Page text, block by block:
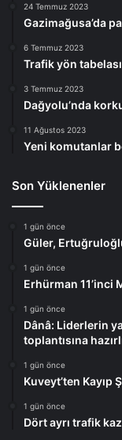
24 Temmuz 2023
Gazimağusa’da
6 Temmuz 2023
Trafik yön
3 Temmuz 2023
Dağyolu’nda
11 Ağustos 2023
Yeni komutanlar
Son Yüklenenler
1 gün önce
Güler,
1 gün önce
Erhürman 11’inci
1 gün önce
Dânâ: Liderlerin
toplantısına
1 gün önce
Kuveyt’ten Kayıp
1 gün önce
Dört ayrı trafik